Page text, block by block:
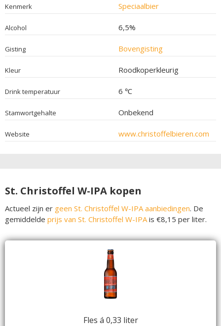
Kenmerk Speciaalbier
Alcohol 6,5%
Gisting Bovengisting
Kleur Roodkoperkleurig
Drink temperatuur 6 ℃
Stamwortgehalte Onbekend
Website www.christoffelbieren.com
St. Christoffel W-IPA kopen
Actueel zijn er geen St. Christoffel W-IPA aanbiedingen. De
gemiddelde prijs van St. Christoffel W-IPA is €8,15 per liter.
Fles á 0,33 liter